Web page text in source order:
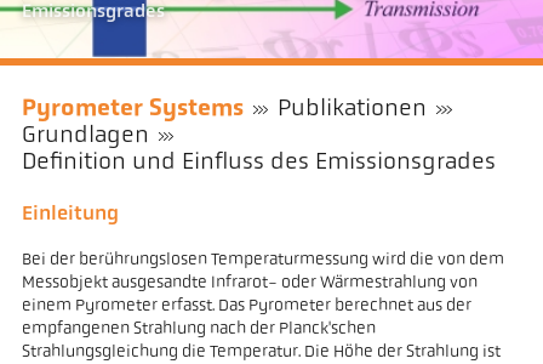
Emissionsgrades
Pyrometer Systems
Publikationen
Grundlagen
Definition und Einfluss des Emissionsgrades
Einleitung
Bei der berührungslosen Temperaturmessung wird die von dem
Messobjekt ausgesandte Infrarot- oder Wärmestrahlung von
einem Pyrometer erfasst. Das Pyrometer berechnet aus der
empfangenen Strahlung nach der Planck'schen
Strahlungsgleichung die Temperatur. Die Höhe der Strahlung ist